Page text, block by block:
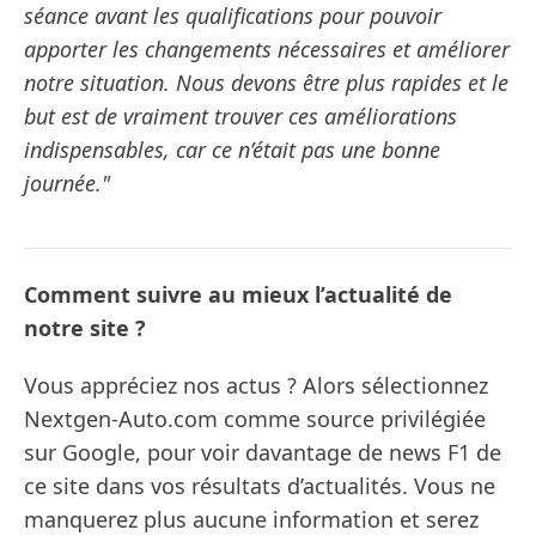
séance avant les qualifications pour pouvoir
apporter les changements nécessaires et améliorer
notre situation. Nous devons être plus rapides et le
but est de vraiment trouver ces améliorations
indispensables, car ce n’était pas une bonne
journée."
Comment suivre au mieux l’actualité de
notre site ?
Vous appréciez nos actus ? Alors sélectionnez
Nextgen-Auto.com comme source privilégiée
sur Google, pour voir davantage de news F1 de
ce site dans vos résultats d’actualités. Vous ne
manquerez plus aucune information et serez